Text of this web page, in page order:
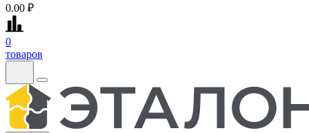
0.00 ₽
0
товаров